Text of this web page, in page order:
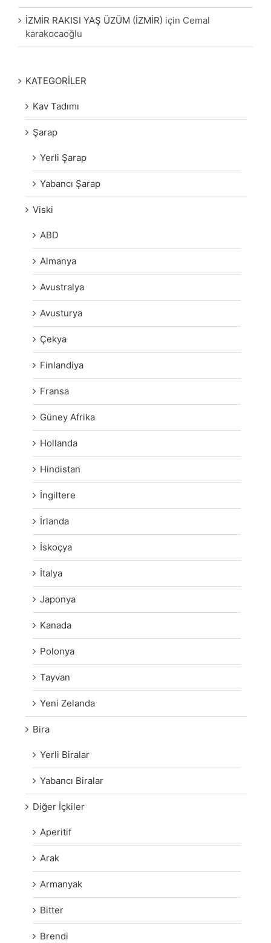
İZMİR RAKISI YAŞ ÜZÜM (İZMİR) için Cemal
karakocaoğlu
KATEGORİLER
Kav Tadımı
Şarap
Yerli Şarap
Yabancı Şarap
Viski
ABD
Almanya
Avustralya
Avusturya
Çekya
Finlandiya
Fransa
Güney Afrika
Hollanda
Hindistan
İngiltere
İrlanda
İskoçya
İtalya
Japonya
Kanada
Polonya
Tayvan
Yeni Zelanda
Bira
Yerli Biralar
Yabancı Biralar
Diğer İçkiler
Aperitif
Arak
Armanyak
Bitter
Brendi